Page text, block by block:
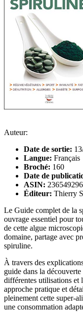
Auteur:
Date de sortie:
Langue: Français
Broché: 160
Date de
ASIN:
Éditeur: Thierry
Le Guide complet de la
ouvrage essentiel pour
de cette algue
domaine, partage avec
spiruline.
À travers des
guide dans la
différentes utilisations et
approche pratique et
pleinement cette super-
une consommation